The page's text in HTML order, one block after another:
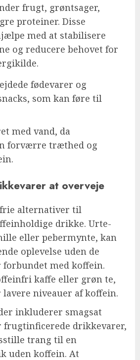
frugt, grøntsager,
proteiner. Disse
med at stabilisere
og reducere behovet for
fødevarer og
som kan føre til
med vand, da
forværre træthed og
at overveje
alternativer til
drikke. Urte-
eller pebermynte, kan
oplevelse uden de
forbundet med koffein.
kaffe eller grøn te,
niveauer af koffein.
inkluderer smagsat
frugtinficerede drikkevarer,
trang til en
uden koffein. At